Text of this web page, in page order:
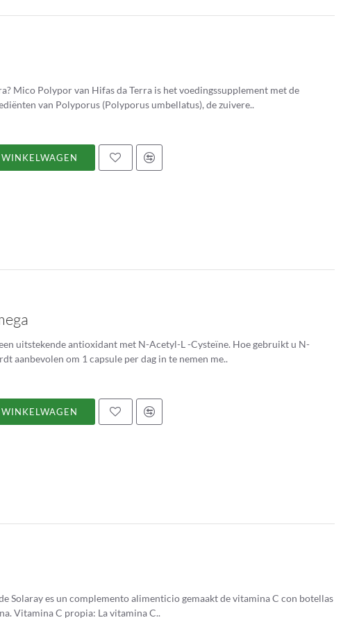
Mico Polypor van Hifas da Terra is het voedingssupplement met de
van Polyporus (Polyporus umbellatus), de zuivere..
antioxidant met N-Acetyl-L -Cysteïne. Hoe gebruikt u N-
Holomega ? Het wordt aanbevolen om 1 capsule per dag in te nemen me..
de acero inoxidable, acerola y ascorbina. Vitamina C propia: La vitamina C..